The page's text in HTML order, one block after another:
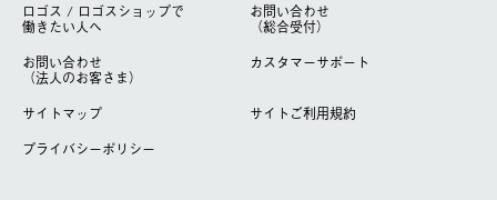
ロゴス / ロゴスショップで
働きたい人へ
お問い合わせ
（総合受付）
お問い合わせ
（法人のお客さま）
カスタマーサポート
サイトマップ
サイトご利用規約
プライバシーポリシー